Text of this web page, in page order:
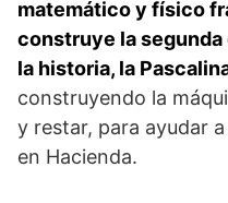
matemáticoy físico
construye la
la historia, la
construyendo la
y restar, para ayudar
en Hacienda.